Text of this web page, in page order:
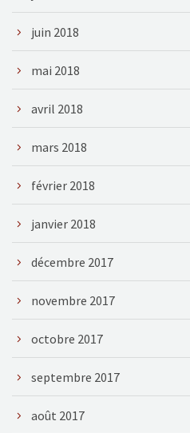
juin 2018
mai 2018
avril 2018
mars 2018
février 2018
janvier 2018
décembre 2017
novembre 2017
octobre 2017
septembre 2017
août 2017